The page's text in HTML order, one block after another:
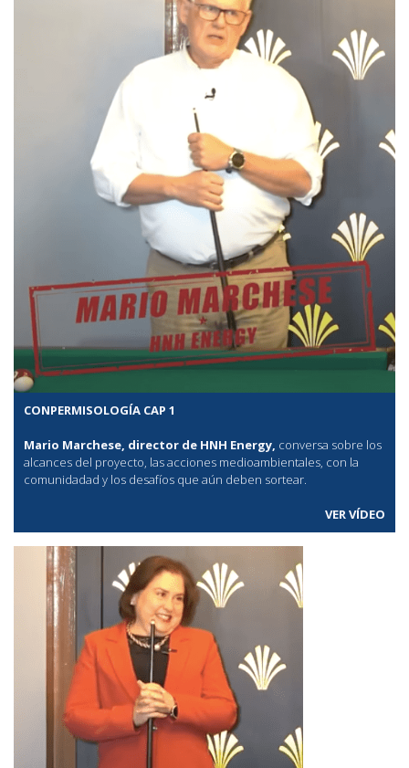
CONPERMISOLOGÍA CAP 1
Mario Marchese, director de HNH Energy, conversa sobre los
alcances del proyecto, las acciones medioambientales, con la
comunidadad y los desafíos que aún deben sortear.
VER VÍDEO